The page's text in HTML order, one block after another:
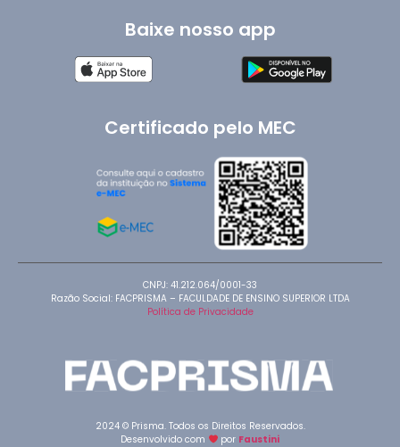
Baixe nosso app
Certificado pelo MEC
CNPJ: 41.212.064/0001-33
Razão Social: FACPRISMA – FACULDADE DE ENSINO SUPERIOR LTDA
Política de Privacidade
2024 © Prisma. Todos os Direitos Reservados.
Desenvolvido com
por Faustini